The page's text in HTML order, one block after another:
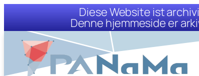
Diese Website ist
Denne hjemmeside er
Zum
Inhalt
springen